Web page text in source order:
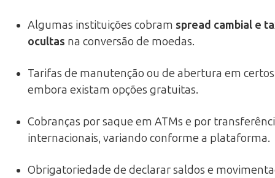
Algumas instituições cobram spread cambial e
ocultas na conversão de moedas.
Tarifas de manutenção ou de abertura em
embora existam opções gratuitas.
Cobranças por saque em ATMs e por
internacionais, variando conforme a plataforma.
Obrigatoriedade de declarar saldos e